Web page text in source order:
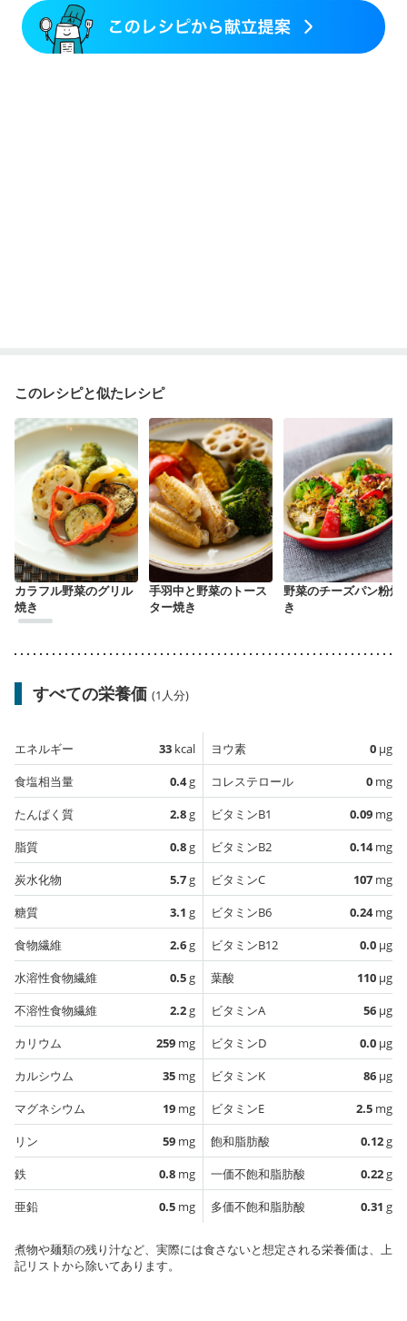
乳がん治療を終えた方・経過観察中の方など
味の感じ方が変わった
食欲がない
妊娠中(初期)
妊婦健診・体重増加が気になる（初期）
このレシピと似たレシピ
カラフル野菜のグリル
焼き
手羽中と野菜のトース
ター焼き
野菜のチーズパン粉焼
き
すべての栄養価 (1人分)
エネルギー 33 kcal
食塩相当量
0.4g
たんぱく質
2.8g
脂質
0.8g
炭水化物
5.7g
糖質
3.1 g
食物繊維
2.6g
水溶性食物繊維
0.5g
不溶性食物繊維
2.2g
カリウム
259 mg
カルシウム
35 mg
マグネシウム
19 mg
リン
59 mg
鉄
0.8 mg
亜鉛
0.5 mg
ヨウ素 0 µg
コレステロール
0 mg
ビタミンB1
0.09 mg
ビタミンB2
0.14mg
ビタミンC
107 mg
ビタミンB6
0.24mg
ビタミンB12
0.0 µg
葉酸
110 µg
ビタミンA
56 µg
ビタミンD
0.0 µg
ビタミンK
86 µg
ビタミンE
2.5 mg
飽和脂肪酸
0.12g
一価不飽和脂肪酸
0.22g
多価不飽和脂肪酸
0.31 g
煮物や麺類の残り汁など、実際には食さないと想定される栄養価は、上
記リストから除いてあります。